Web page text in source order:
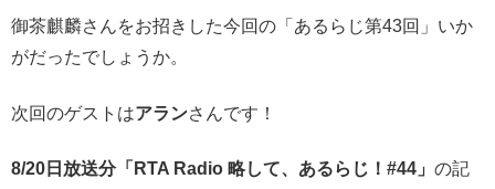
御茶麒麟さんをお招きした今回の「あるらじ第43回」いか
がだったでしょうか。
次回のゲストはアランさんです！
8/20日放送分「RTA Radio 略して、あるらじ！#44」 の記